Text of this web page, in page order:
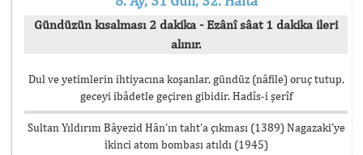
Gündüzün kısalması 2 dakika - Ezânî sâat 1 dakika ileri
alınır.
Dul ve yetimlerin ihtiyacına koşanlar, gündüz (nâfile) oruç tutup,
geceyi ibâdetle geçiren gibidir. Hadîs-i şerîf
Sultan Yıldırım Bâyezid Hân’ın taht’a çıkması (1389) Nagazaki’ye
ikinci atom bombası atıldı (1945)